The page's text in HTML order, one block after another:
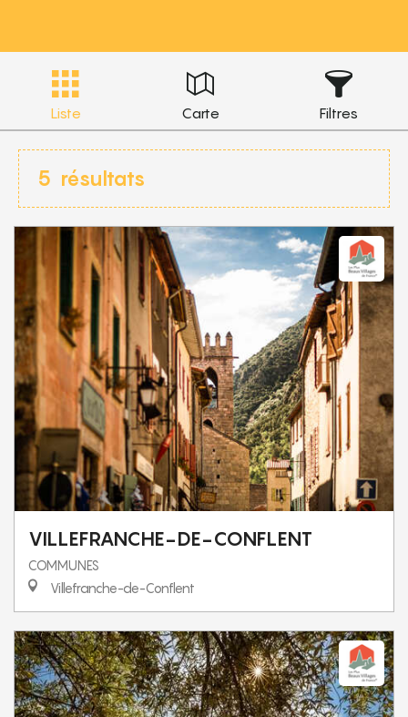
Liste Carte Filtres
5 résultats
VILLEFRANCHE-DE-CONFLENT
COMMUNES
Villefranche-de-Conflent